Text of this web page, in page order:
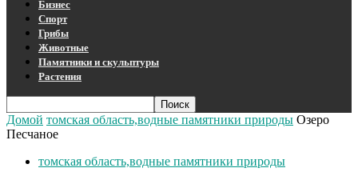
Бизнес
Спорт
Грибы
Животные
Памятники и скульптуры
Растения
Домой томская область,водные памятники природы Озеро
Песчаное
томская область,водные памятники природы